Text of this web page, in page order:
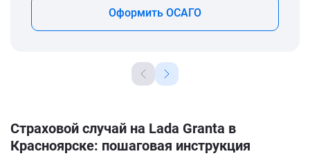
Оформить ОСАГО
Страховой случай на Lada Granta в
Красноярске: пошаговая инструкция